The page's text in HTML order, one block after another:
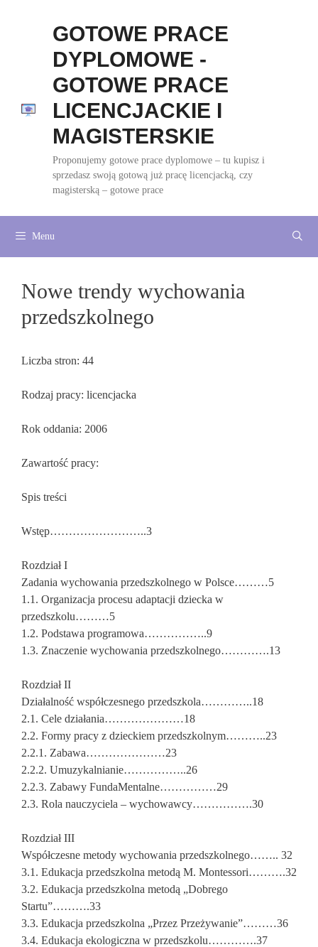
GOTOWE PRACE
DYPLOMOWE -
GOTOWE PRACE
LICENCJACKIE I
MAGISTERSKIE
Proponujemy gotowe prace dyplomowe – tu kupisz i
sprzedasz swoją gotową już pracę licencjacką, czy
magisterską – gotowe prace
Menu
Nowe trendy wychowania
przedszkolnego
Liczba stron: 44
Rodzaj pracy: licencjacka
Rok oddania: 2006
Zawartość pracy:
Spis treści
Wstęp……………………..3
Rozdział I
Zadania wychowania przedszkolnego w Polsce………5
1.1. Organizacja procesu adaptacji dziecka w
przedszkolu………5
1.2. Podstawa programowa……………..9
1.3. Znaczenie wychowania przedszkolnego………….13
Rozdział II
Działalność współczesnego przedszkola…………..18
2.1. Cele działania…………………18
2.2. Formy pracy z dzieckiem przedszkolnym………..23
2.2.1. Zabawa…………………23
2.2.2. Umuzykalnianie……………..26
2.2.3. Zabawy FundaMentalne……………29
2.3. Rola nauczyciela – wychowawcy…………….30
Rozdział III
Współczesne metody wychowania przedszkolnego…….. 32
3.1. Edukacja przedszkolna metodą M. Montessori……….32
3.2. Edukacja przedszkolna metodą „Dobrego
Startu”……….33
3.3. Edukacja przedszkolna „Przez Przeżywanie”………36
3.4. Edukacja ekologiczna w przedszkolu………….37